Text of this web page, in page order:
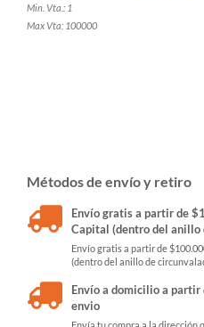
Min. Vta.: 1
Max Vta: 100000
Métodos de envío y retiro
Envío gratis a partir de
Capital (dentro del anillo
Envío gratis a partir de
(dentro del anillo de
Envío a domicilio a partir
envio
Envía tu compra a la dirección